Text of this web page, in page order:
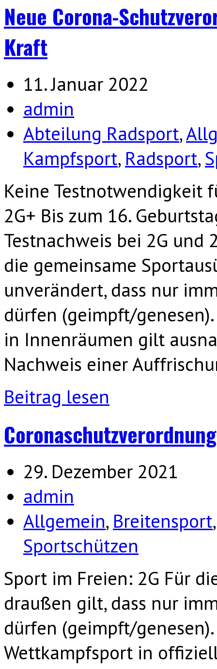
Neue Corona-
Kraft
11. Januar 2022
admin
Abteilung Radsport,
Kampfsport, Radsport,
Keine Testnotwendigkeit
2G+ Bis zum 16.
Testnachweis bei 2G und
die gemeinsame
unverändert, dass nur
dürfen (geimpft/
in Innenräumen gilt
Nachweis einer
Beitrag lesen
29. Dezember 2021
admin
Allgemein, Breitensport
Sportschützen
Sport im Freien: 2G Für
draußen gilt, dass nur
dürfen (geimpft/
Wettkampfsport in